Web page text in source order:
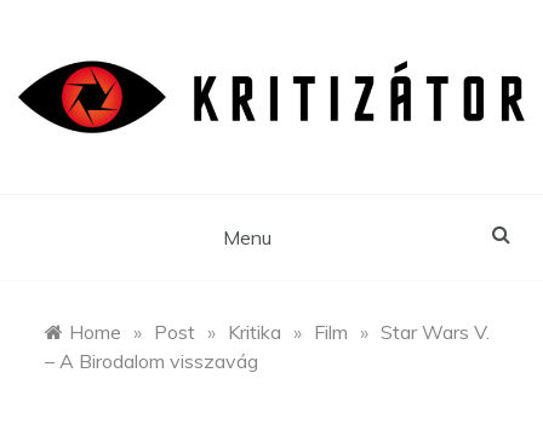
content
Menu
Home » Post » Kritika » Film » Star Wars V.
– A Birodalom visszavág